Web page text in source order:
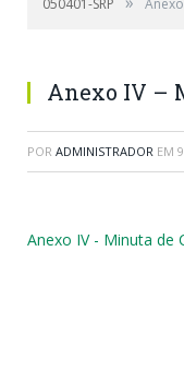
050401-SRP
Anexo IV –
POR ADMINISTRADOR EM
Anexo IV - Minuta de